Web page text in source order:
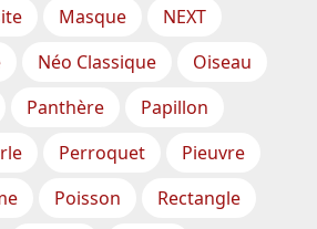
Masque
NEXT
Néo Classique
Oiseau
Panthère
Papillon
Perroquet
Pieuvre
Poisson
Rectangle